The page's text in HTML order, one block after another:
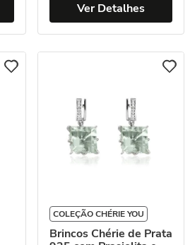
Ver Detalhes
COLEÇÃO CHÉRIE YOU
Brincos Chérie de Prata